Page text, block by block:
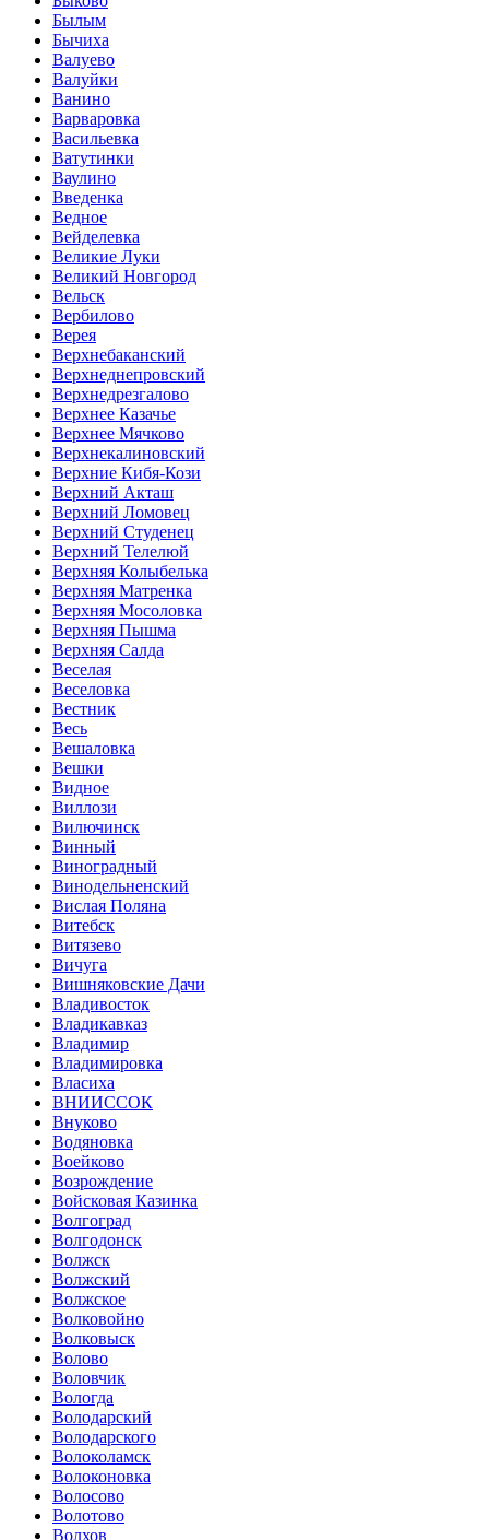
Былым
Бычиха
Валуево
Валуйки
Ванино
Варваровка
Васильевка
Ватутинки
Ваулино
Введенка
Ведное
Вейделевка
Великие Луки
Великий Новгород
Вельск
Вербилово
Верея
Верхнебаканский
Верхнеднепровский
Верхнедрезгалово
Верхнее Казачье
Верхнее Мячково
Верхнекалиновский
Верхние Кибя-Кози
Верхний Акташ
Верхний Ломовец
Верхний Студенец
Верхний Телелюй
Верхняя Колыбелька
Верхняя Матренка
Верхняя Мосоловка
Верхняя Пышма
Верхняя Салда
Веселая
Веселовка
Вестник
Весь
Вешаловка
Вешки
Видное
Виллози
Вилючинск
Винный
Виноградный
Винодельненский
Вислая Поляна
Витебск
Витязево
Вичуга
Вишняковские Дачи
Владивосток
Владикавказ
Владимир
Владимировка
Власиха
ВНИИССОК
Внуково
Водяновка
Воейково
Возрождение
Войсковая Казинка
Волгоград
Волгодонск
Волжск
Волжский
Волжское
Волковойно
Волковыск
Волово
Воловчик
Вологда
Володарский
Володарского
Волоколамск
Волоконовка
Волосово
Волотово
Волхов